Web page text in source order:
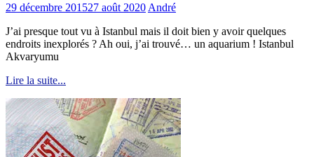
29 décembre 201527 août 2020 André
J’ai presque tout vu à Istanbul mais il doit bien y avoir quelques
endroits inexplorés ? Ah oui, j’ai trouvé… un aquarium ! Istanbul
Akvaryumu
Lire la suite...